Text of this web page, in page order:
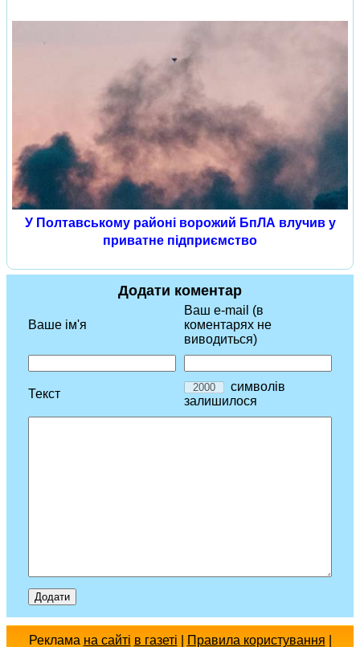
У Полтавському районі ворожий БпЛА влучив у
приватне підприємство
Додати коментар
Ваше ім'я
Ваш e-mail (в
коментарях не
виводиться)
Текст
символів
залишилося
Реклама на сайті в газеті Правила користування